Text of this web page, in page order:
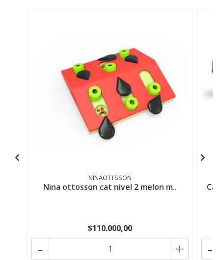
NINAOTTSSON
Nina ottosson cat nivel 2 melon m..
$110.000,00
- + -